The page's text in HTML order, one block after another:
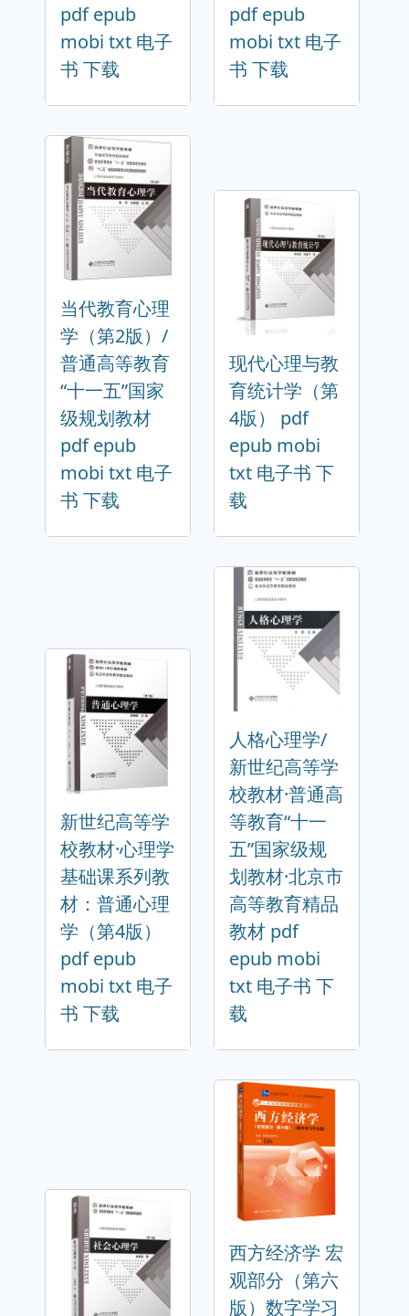
pdf epub
mobi txt 电子
书 下载
pdf epub
mobi txt 电子
书 下载
当代教育心理
学（第2版）/
普通高等教育
“十一五”国家
级规划教材
pdf epub
mobi txt 电子
书 下载
现代心理与教
育统计学（第
4版） pdf
epub mobi
txt 电子书 下
载
新世纪高等学
校教材·心理学
基础课系列教
材：普通心理
学（第4版）
pdf epub
mobi txt 电子
书 下载
人格心理学/
新世纪高等学
校教材·普通高
等教育“十一
五”国家级规
划教材·北京市
高等教育精品
教材 pdf
epub mobi
txt 电子书 下
载
西方经济学 宏
观部分（第六
版）数字学习